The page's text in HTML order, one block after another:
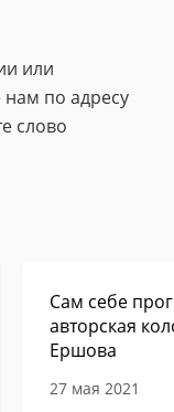
или
по адресу
слово
Сам себе
авторская
Ершова
27 мая 2021